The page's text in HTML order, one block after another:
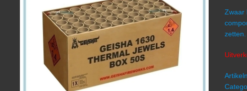
Zwaar
zetten.